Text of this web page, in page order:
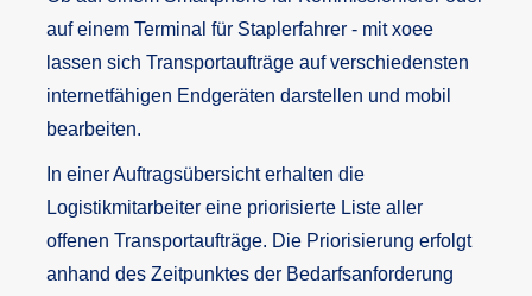
auf einem Terminal für Staplerfahrer - mit xoee
lassen sich Transportaufträge auf verschiedensten
internetfähigen Endgeräten darstellen und mobil
bearbeiten.
In einer Auftragsübersicht erhalten die
Logistikmitarbeiter eine priorisierte Liste aller
offenen Transportaufträge. Die Priorisierung erfolgt
anhand des Zeitpunktes der Bedarfsanforderung